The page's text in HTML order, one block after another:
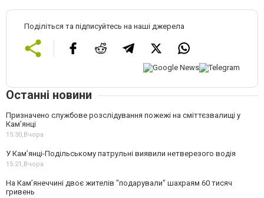
Поділіться та підписуйтесь на наші джерела
Останні новини
Призначено службове розслідування пожежі на сміттєзвалищі у
Кам’янці
15:30, Вчора
У Кам’янці-Подільському патрульні виявили нетверезого водія
15:21, Вчора
На Камʼянеччині двоє жителів "подарували" шахраям 60 тисяч
гривень